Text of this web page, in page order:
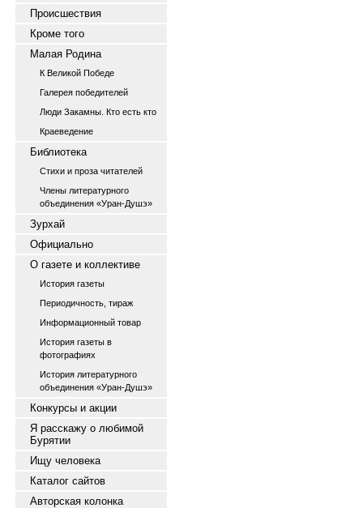
Происшествия
Кроме того
Малая Родина
К Великой Победе
Галерея победителей
Люди Закамны. Кто есть кто
Краеведение
Библиотека
Стихи и проза читателей
Члены литературного
объединения «Уран-Душэ»
Зурхай
Официально
О газете и коллективе
История газеты
Периодичность, тираж
Информационный товар
История газеты в
фотографиях
История литературного
объединения «Уран-Душэ»
Конкурсы и акции
Я расскажу о любимой
Бурятии
Ищу человека
Каталог сайтов
Авторская колонка